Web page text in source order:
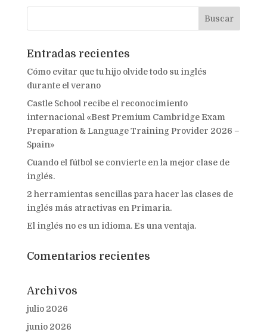
Entradas recientes
Cómo evitar que tu hijo olvide todo su inglés
durante el verano
Castle School recibe el reconocimiento
internacional «Best Premium Cambridge Exam
Preparation & Language Training Provider 2026 –
Spain»
Cuando el fútbol se convierte en la mejor clase de
inglés.
2 herramientas sencillas para hacer las clases de
inglés más atractivas en Primaria.
El inglés no es un idioma. Es una ventaja.
Comentarios recientes
Archivos
julio 2026
junio 2026